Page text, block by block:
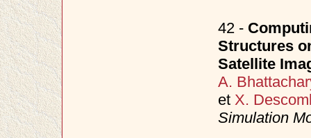
42 -
Structures
Satellite
A.
et X.
Simulation